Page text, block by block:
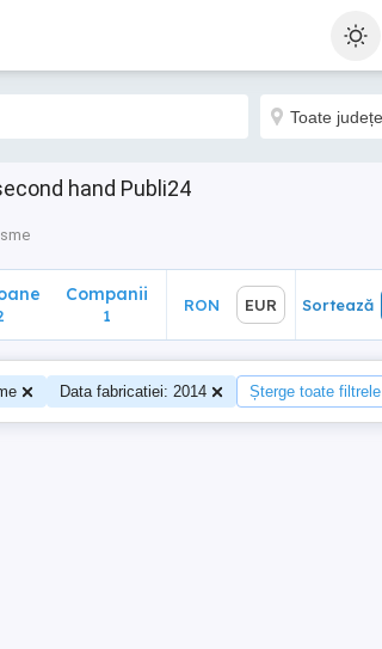
hand Publi24
Sortează
Companii
1
RON EUR Sortează
Data fabricatiei: 2014 Șterge toate filtrele